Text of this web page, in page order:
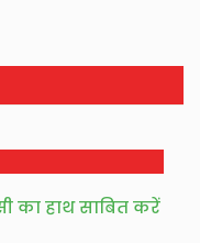
का हाथ साबित करें